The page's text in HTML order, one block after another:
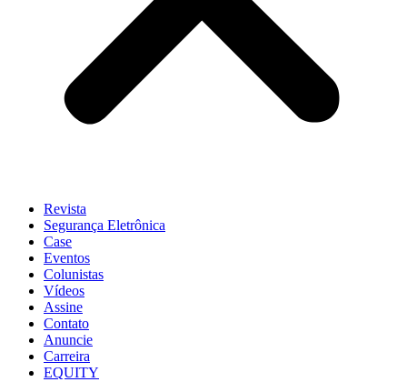
Revista
Segurança Eletrônica
Case
Eventos
Colunistas
Vídeos
Assine
Contato
Anuncie
Carreira
EQUITY